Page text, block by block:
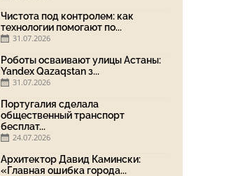
Чистота под контролем: как
технологии помогают по...
31.07.2026
Роботы осваивают улицы Астаны:
Yandex Qazaqstan з...
31.07.2026
Португалия сделала
общественный транспорт
бесплат...
24.07.2026
Архитектор Давид Камински:
«Главная ошибка города...